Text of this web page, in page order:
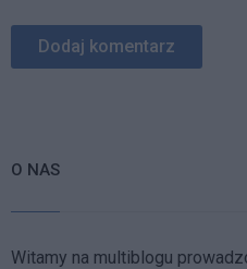
O NAS
Witamy na multiblogu